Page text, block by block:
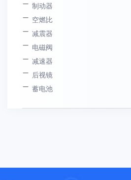
制动器
空燃比
减震器
电磁阀
减速器
后视镜
蓄电池